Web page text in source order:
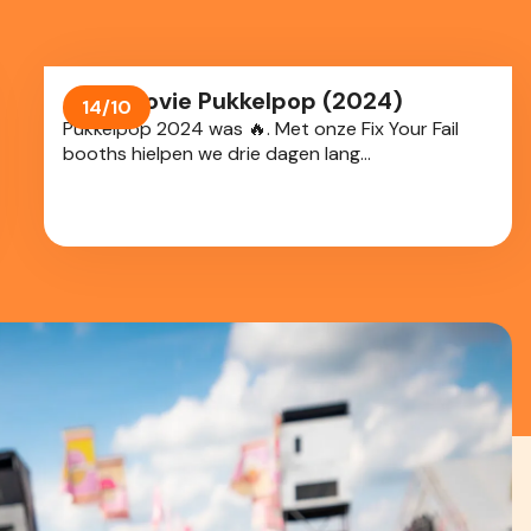
Aftermovie Pukkelpop (2024)
Pukkelpop 2024 was 🔥. Met onze Fix Your Fail
booths hielpen we drie dagen lang
14/10